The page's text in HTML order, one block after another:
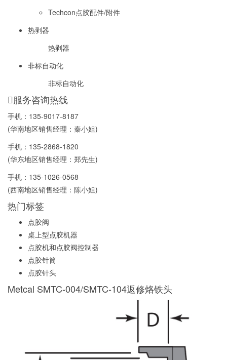
Techcon点胶配件/附件
热剥器
热剥器
非标自动化
非标自动化
服务咨询热线
手机： 135-9017-8187
(华南地区销售经理：秦小姐)
手机： 135-2868-1820
(华东地区销售经理：郑先生)
手机： 135-1026-0568
(西南地区销售经理：陈小姐)
热门标签
点胶阀
桌上型点胶机器
点胶机和点胶阀控制器
点胶针筒
点胶针头
Metcal SMTC-004/SMTC-104返修烙铁头